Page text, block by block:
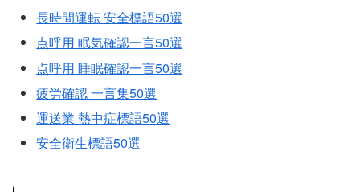
長時間運転 安全標語50選
点呼用 眠気確認一言50選
点呼用 睡眠確認一言50選
疲労確認 一言集50選
運送業 熱中症標語50選
安全衛生標語50選